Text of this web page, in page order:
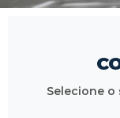
Selecione